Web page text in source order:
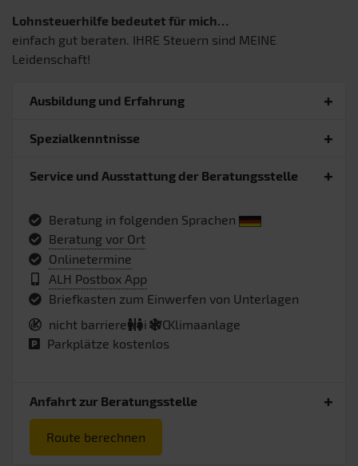
Lohnsteuerhilfe bedeutet für mich…
einfach gut beraten. IHRE Steuern sind MEINE
Leidenschaft!
Ausbildung und Erfahrung
Spezialkenntnisse
Service und Ausstattung der Beratungsstelle
Beratung in folgenden Sprachen
Beratung vor Ort
Onlinetermine
ALH Postbox App
Briefkasten zum Einwerfen von Unterlagen
nicht barrierefrei WCKlimaanlage
Parkplätze kostenlos
Anfahrt zur Beratungsstelle
Route berechnen